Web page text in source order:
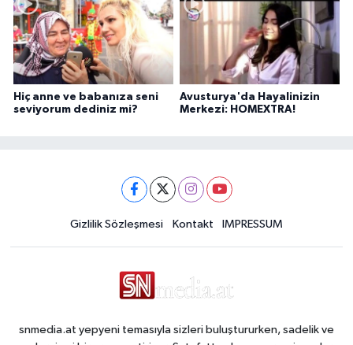
Hiç anne ve babanıza seni
seviyorum dediniz mi?
Avusturya'da Hayalinizin
Merkezi: HOMEXTRA!
Gizlilik Sözleşmesi Kontakt IMPRESSUM
snmedia.at yepyeni temasıyla sizleri buluştururken, sadelik ve